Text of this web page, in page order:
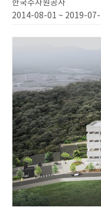
한국수자원공사
2014-08-01 ~ 2019-